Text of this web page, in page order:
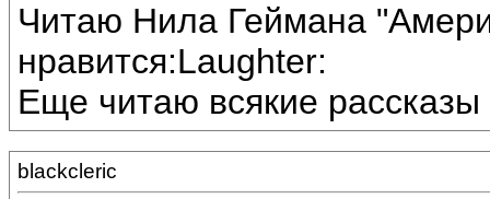
Читаю Нила Геймана
нравится:Laughter:
Еще читаю всякие рассказы
blackcleric